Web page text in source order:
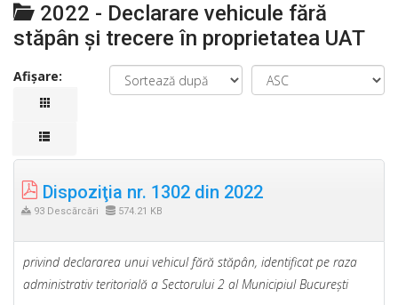
2022 - Declarare vehicule fără
stăpân şi trecere în proprietatea UAT
Afișare:
Dispoziţia nr. 1302 din 2022
93 Descărcări 574.21 KB
privind declararea unui vehicul fără stăpân, identificat pe raza
administrativ teritorială a Sectorului 2 al Municipiul Bucureşti